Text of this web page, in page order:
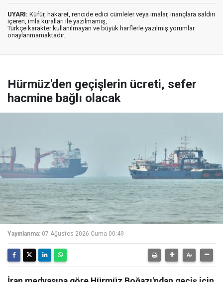
UYARI: Küfür, hakaret, rencide edici cümleler veya imalar, inançlara saldırı
içeren, imla kuralları ile yazılmamış,
Türkçe karakter kullanılmayan ve büyük harflerle yazılmış yorumlar
onaylanmamaktadır.
Hürmüz'den geçişlerin ücreti, sefer
hacmine bağlı olacak
Yayınlanma: 07 Ağustos 2026 Cuma 00:49